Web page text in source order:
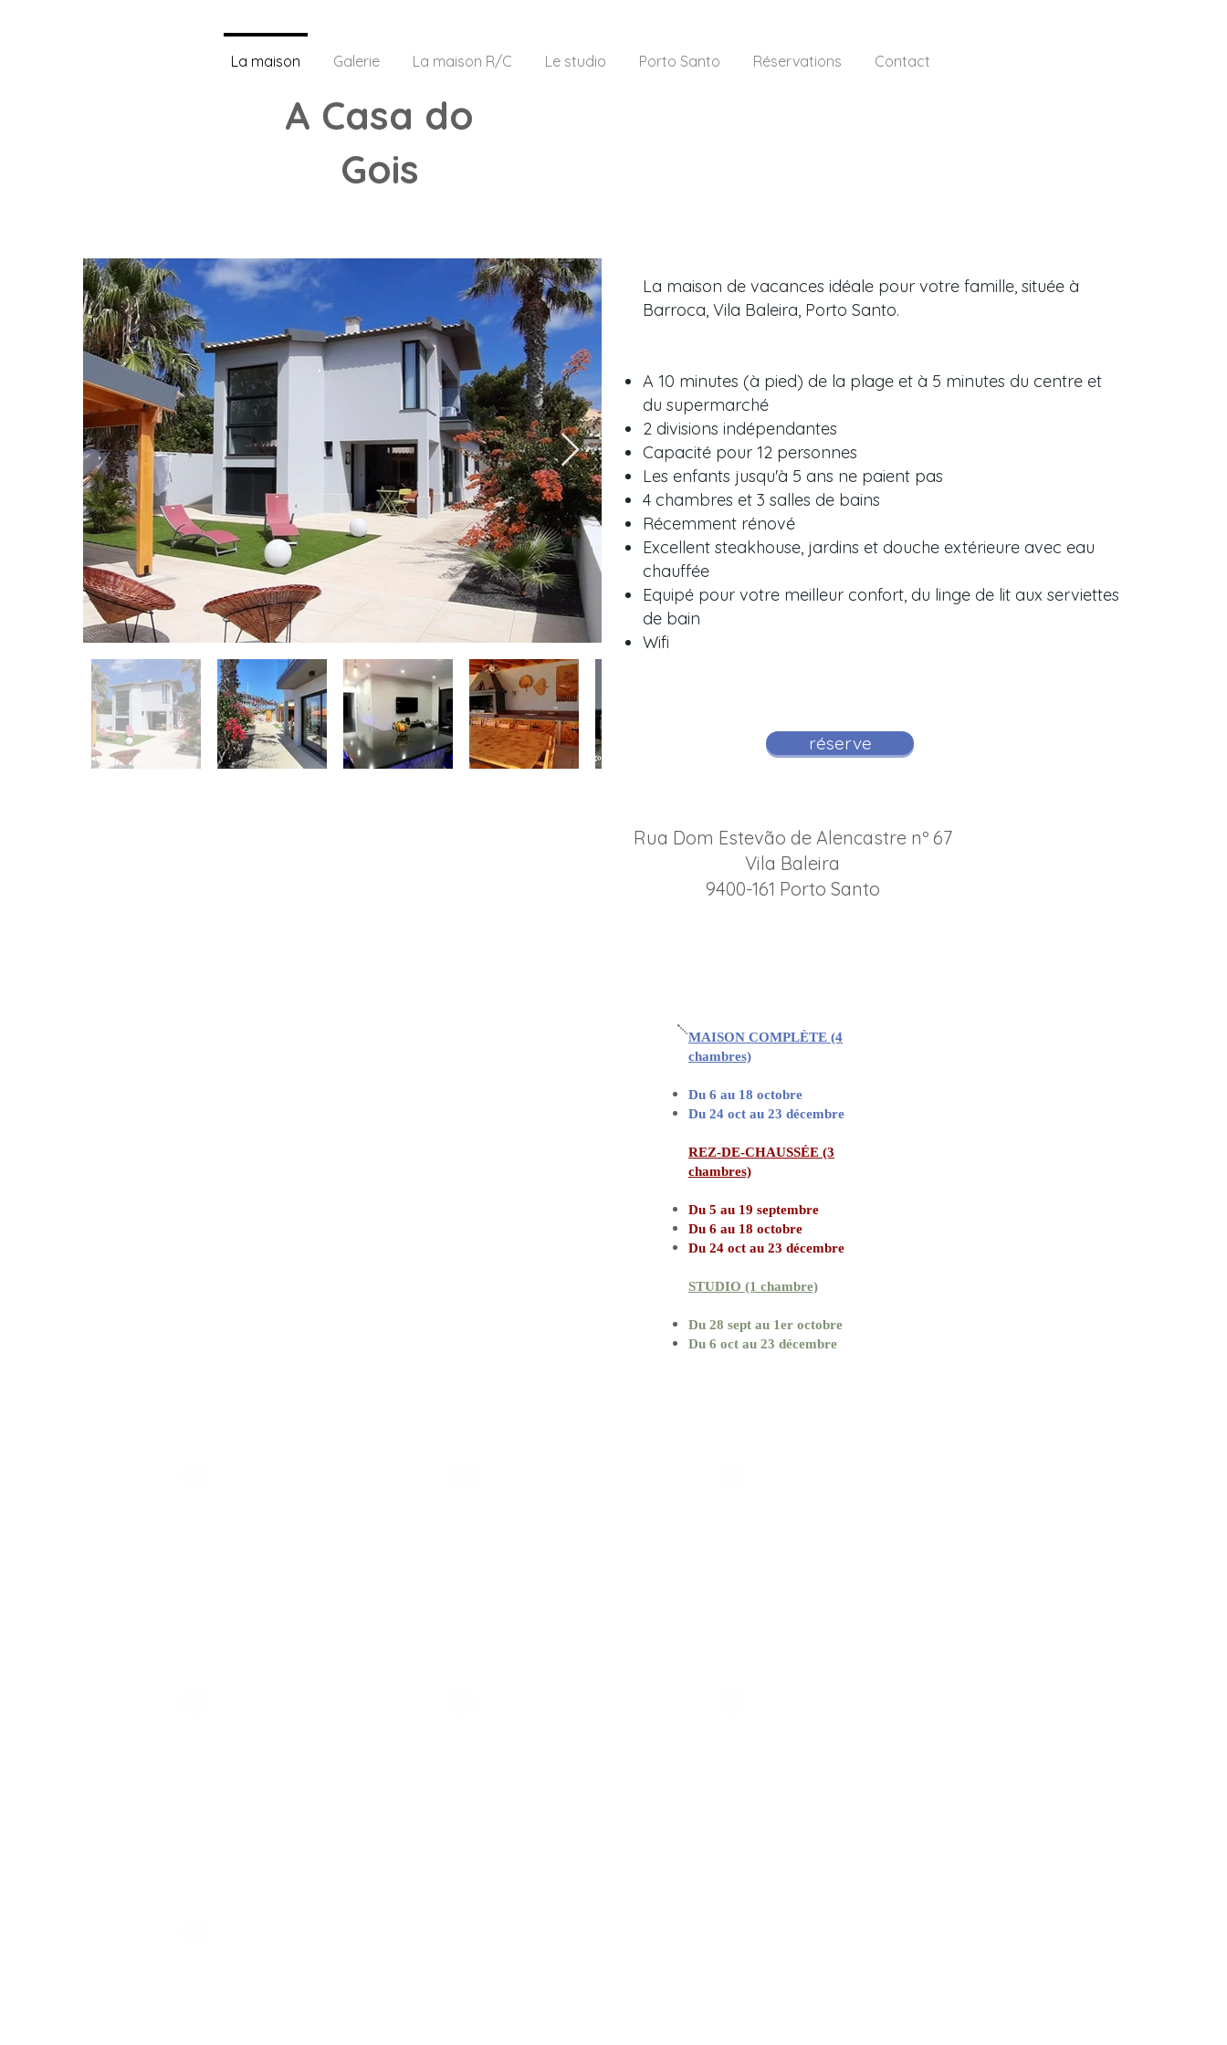
La maison Galerie La maison R/C Le studio Porto Santo Réservations Contact
A Casa do
Gois
La maison de vacances idéale pour votre famille, située à
Barroca, Vila Baleira, Porto Santo.
A 10 minutes (à pied) de la plage et à 5 minutes du centre et
du supermarché
2 divisions indépendantes
Capacité pour 12 personnes
Les enfants jusqu'à 5 ans ne paient pas
4 chambres et 3 salles de bains
Récemment rénové
Excellent steakhouse, jardins et douche extérieure avec eau
chauffée
Equipé pour votre meilleur confort, du linge de lit aux serviettes
de bain
Wifi
réserve
Rua Dom Estevão de Alencastre nº 67
Vila Baleira
9400-161 Porto Santo
MAISON COMPLÈTE (4
chambres)
Du 6 au 18 octobre
Du 24 oct au 23 décembre
REZ-DE-CHAUSSÉE (3
chambres)
Du 5 au 19 septembre
Du 6 au 18 octobre
Du 24 oct au 23 décembre
STUDIO (1 chambre)
Du 28 sept au 1er octobre
Du 6 oct au 23 décembre